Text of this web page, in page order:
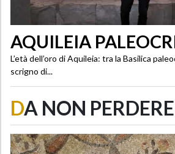
AQUILEIA
L’età dell’oro di Aquileia: tra la Basilica
scrigno di...
DA NON PERDERE